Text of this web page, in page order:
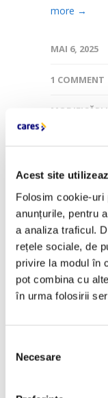
Acest site
Folosim cookie-uri
anunțurile, pentru
a analiza traficul.
rețele sociale, de
privire la modul în
pot combina cu
în urma folosirii
consimțământului
Necesare
more →
MAI 6, 2025
1 COMMENT
MODIFICĂRI
CAUTĂ…
The
decizii